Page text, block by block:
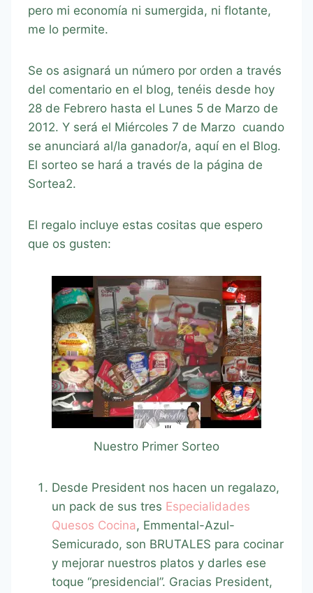
pero mi economía ni sumergida, ni flotante,
me lo permite.
Se os asignará un número por orden a través
del comentario en el blog, tenéis desde hoy
28 de Febrero hasta el Lunes 5 de Marzo de
2012. Y será el Miércoles 7 de Marzo cuando
se anunciará al/la ganador/a, aquí en el Blog.
El sorteo se hará a través de la página de
Sortea2.
El regalo incluye estas cositas que espero
que os gusten:
Nuestro Primer Sorteo
Desde President nos hacen un regalazo,
un pack de sus tres Especialidades
Quesos Cocina, Emmental-Azul-
Semicurado, son BRUTALES para cocinar
y mejorar nuestros platos y darles ese
toque “presidencial”. Gracias President,